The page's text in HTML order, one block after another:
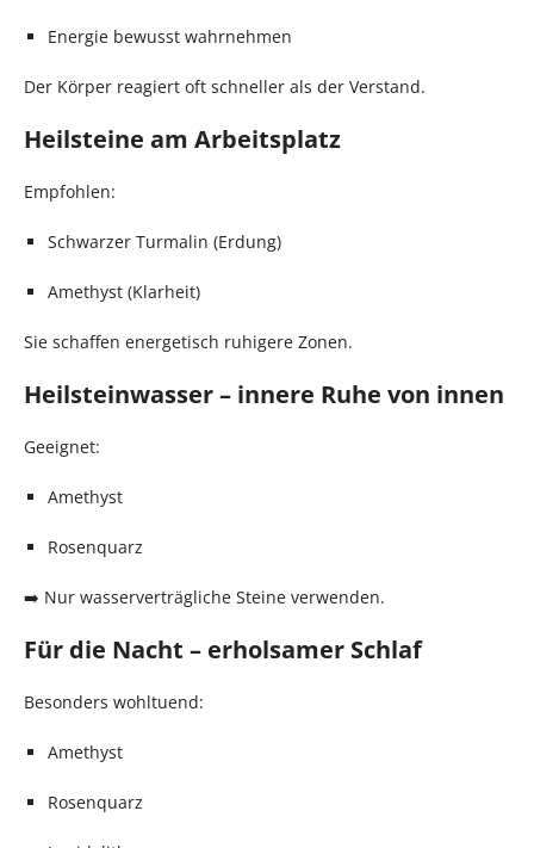
Energie bewusst wahrnehmen
Der Körper reagiert oft schneller als der Verstand.
Heilsteine am Arbeitsplatz
Empfohlen:
Schwarzer Turmalin (Erdung)
Amethyst (Klarheit)
Sie schaffen energetisch ruhigere Zonen.
Heilsteinwasser – innere Ruhe von innen
Geeignet:
Amethyst
Rosenquarz
➡️ Nur wasserverträgliche Steine verwenden.
Für die Nacht – erholsamer Schlaf
Besonders wohltuend:
Amethyst
Rosenquarz